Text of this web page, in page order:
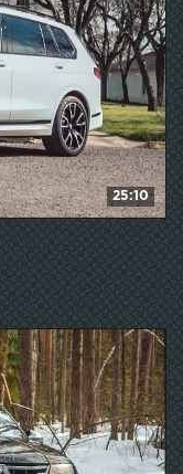
25:10